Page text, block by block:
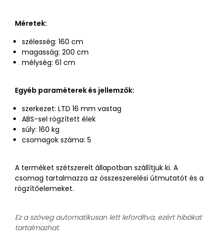
Méretek:
szélesség: 160 cm
magasság: 200 cm
mélység: 61 cm
Egyéb paraméterek és jellemzők:
szerkezet: LTD 16 mm vastag
ABS-sel rögzített élek
súly: 160 kg
csomagok száma: 5
A terméket szétszerelt állapotban szállítjuk ki. A
csomag tartalmazza az összeszerelési útmutatót és a
rögzítőelemeket.
Ez a szöveg automatikusan lett lefordítva, ezért hibákat
tartalmazhat.